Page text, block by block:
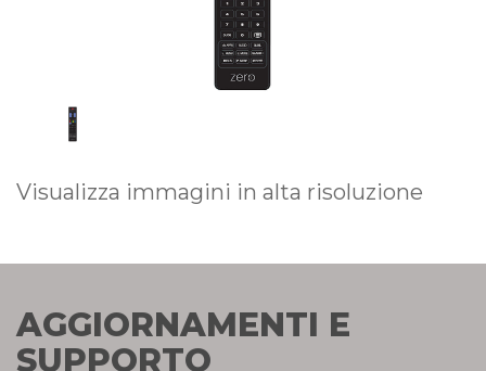
Visualizza immagini in alta risoluzione
AGGIORNAMENTI E
SUPPORTO